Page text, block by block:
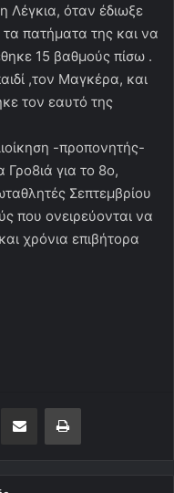
Λέγκια, όταν έδιωξε
τα πατήματα της και να
15 βαθμούς πίσω .
,τον Μαγκέρα, και
τον εαυτό της
-προπονητής-
Γρο8ιά για το 8ο,
Σεπτεμβρίου
που ονειρεύονται να
χρόνια επιβήτορα
Κοινοποίηση μέσω ηλεκτρονικού ταχυδρομείουΕκτύπωση